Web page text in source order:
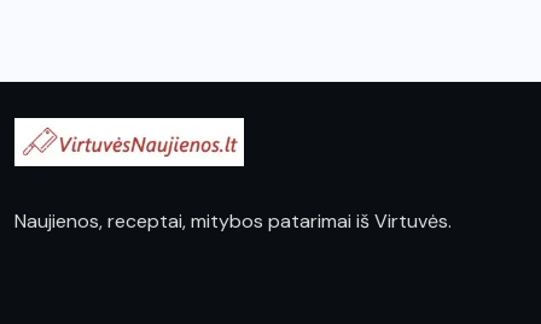
Naujienos, receptai, mitybos patarimai iš Virtuvės.